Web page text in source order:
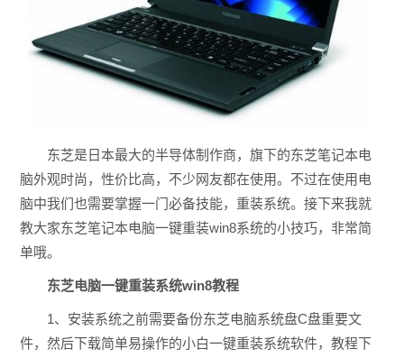
东芝是日本最大的半导体制作商，旗下的东芝笔记本电
脑外观时尚，性价比高，不少网友都在使用。不过在使用电
脑中我们也需要掌握一门必备技能，重装系统。接下来我就
教大家东芝笔记本电脑一键重装win8系统的小技巧，非常简
单哦。
东芝电脑一键重装系统win8教程
1、安装系统之前需要备份东芝电脑系统盘C盘重要文
件，然后下载简单易操作的小白一键重装系统软件，教程下